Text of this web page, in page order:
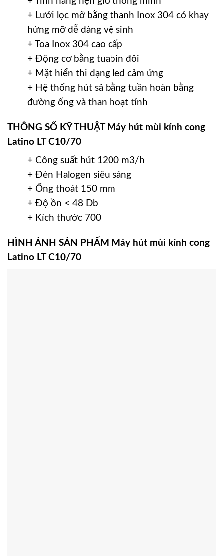
+ Lưới lọc mỡ bằng thanh Inox 304 có khay
hứng mỡ dễ dàng vệ sinh
+ Toa Inox 304 cao cấp
+ Động cơ bằng tuabin đôi
+ Mặt hiển thi dạng led cảm ứng
+ Hệ thống hút sả bằng tuần hoàn bằng
đường ống và than hoạt tính
THÔNG SỐ KỸ THUẬT Máy hút mùi kính cong
Latino LT C10/70
+ Công suất hút 1200 m3/h
+ Đèn Halogen siêu sáng
+ Ống thoát 150 mm
+ Độ ồn < 48 Db
+ Kích thước 700
HÌNH ẢNH SẢN PHẨM Máy hút mùi kính cong
Latino LT C10/70